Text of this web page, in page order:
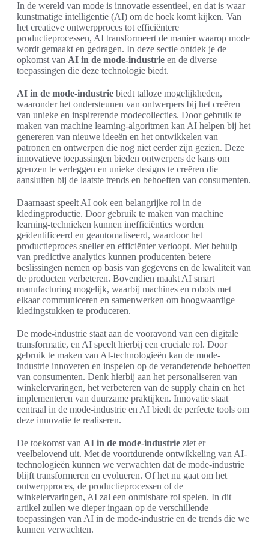
In de wereld van mode is innovatie essentieel, en dat is waar
kunstmatige intelligentie (AI) om de hoek komt kijken. Van
het creatieve ontwerpproces tot efficiëntere
productieprocessen, AI transformeert de manier waarop mode
wordt gemaakt en gedragen. In deze sectie ontdek je de
opkomst van AI in de mode-industrie en de diverse
toepassingen die deze technologie biedt.
AI in de mode-industrie biedt talloze mogelijkheden,
waaronder het ondersteunen van ontwerpers bij het creëren
van unieke en inspirerende modecollecties. Door gebruik te
maken van machine learning-algoritmen kan AI helpen bij het
genereren van nieuwe ideeën en het ontwikkelen van
patronen en ontwerpen die nog niet eerder zijn gezien. Deze
innovatieve toepassingen bieden ontwerpers de kans om
grenzen te verleggen en unieke designs te creëren die
aansluiten bij de laatste trends en behoeften van consumenten.
Daarnaast speelt AI ook een belangrijke rol in de
kledingproductie. Door gebruik te maken van machine
learning-technieken kunnen inefficiënties worden
geïdentificeerd en geautomatiseerd, waardoor het
productieproces sneller en efficiënter verloopt. Met behulp
van predictive analytics kunnen producenten betere
beslissingen nemen op basis van gegevens en de kwaliteit van
de producten verbeteren. Bovendien maakt AI smart
manufacturing mogelijk, waarbij machines en robots met
elkaar communiceren en samenwerken om hoogwaardige
kledingstukken te produceren.
De mode-industrie staat aan de vooravond van een digitale
transformatie, en AI speelt hierbij een cruciale rol. Door
gebruik te maken van AI-technologieën kan de mode-
industrie innoveren en inspelen op de veranderende behoeften
van consumenten. Denk hierbij aan het personaliseren van
winkelervaringen, het verbeteren van de supply chain en het
implementeren van duurzame praktijken. Innovatie staat
centraal in de mode-industrie en AI biedt de perfecte tools om
deze innovatie te realiseren.
De toekomst van AI in de mode-industrie ziet er
veelbelovend uit. Met de voortdurende ontwikkeling van AI-
technologieën kunnen we verwachten dat de mode-industrie
blijft transformeren en evolueren. Of het nu gaat om het
ontwerpproces, de productieprocessen of de
winkelervaringen, AI zal een onmisbare rol spelen. In dit
artikel zullen we dieper ingaan op de verschillende
toepassingen van AI in de mode-industrie en de trends die we
kunnen verwachten.